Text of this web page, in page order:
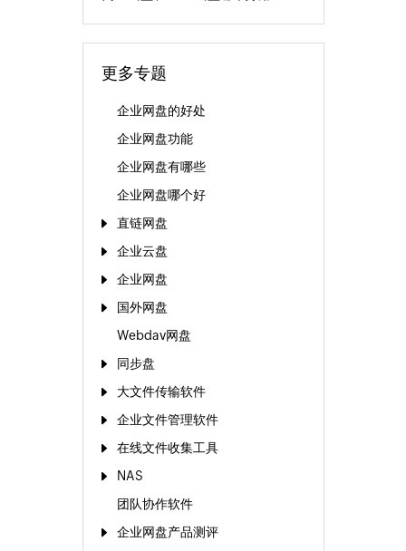
更多专题
企业网盘的好处
企业网盘功能
企业网盘有哪些
企业网盘哪个好
直链网盘
企业云盘
企业网盘
国外网盘
Webdav网盘
同步盘
大文件传输软件
企业文件管理软件
在线文件收集工具
NAS
团队协作软件
企业网盘产品测评